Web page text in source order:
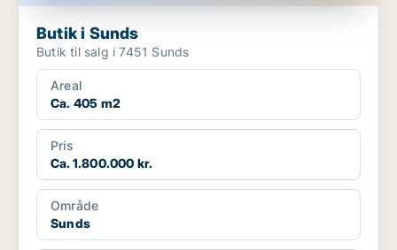
Butik i Sunds
Butik til salg i 7451 Sunds
Areal
Ca. 405 m2
Pris
Ca. 1.800.000 kr.
Område
Sunds